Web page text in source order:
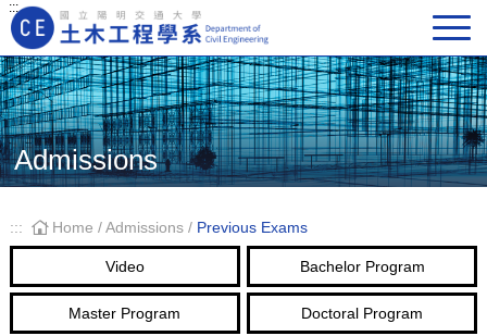
:::
Main Navigation
Admissions
::: Home / Admissions/ Previous Exams
Video Bachelor Program
Master Program Doctoral Program